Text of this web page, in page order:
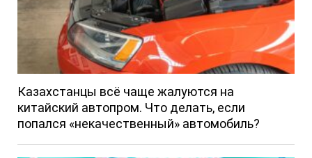
Казахстанцы всё чаще жалуются на
китайский автопром. Что делать, если
попался «некачественный» автомобиль?